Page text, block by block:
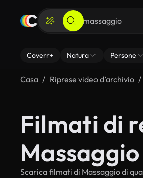
Coverr+ Natura Persone
Casa Riprese video d’archivio
Filmati di
Massaggio
Scarica filmati di Massaggio di